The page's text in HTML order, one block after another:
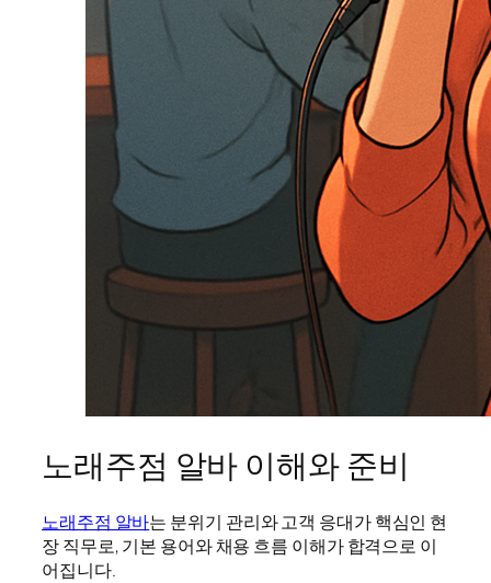
노래주점 알바 이해와 준비
노래주점 알바는 분위기 관리와 고객 응대가 핵심인 현
장 직무로, 기본 용어와 채용 흐름 이해가 합격으로 이
어집니다.